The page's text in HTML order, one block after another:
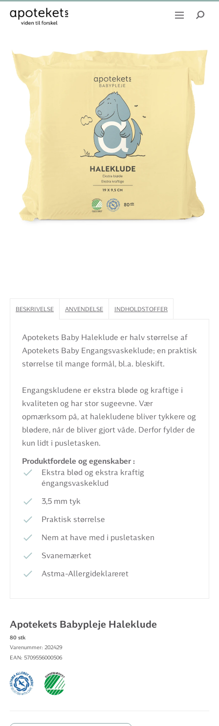
BESKRIVELSE ANVENDELSE INDHOLDSTOFFER
Apotekets Baby Haleklude er halv størrelse af
Apotekets Baby Engangsvaskeklude; en praktisk
størrelse til mange formål, bl.a. bleskift.
Engangskludene er ekstra bløde og kraftige i
kvaliteten og har stor sugeevne. Vær
opmærksom på, at halekludene bliver tykkere og
blødere, når de bliver gjort våde. Derfor fylder de
kun lidt i pusletasken.
Produktfordele og egenskaber :
Ekstra blød og ekstra kraftig
éngangsvaskeklud
3,5 mm tyk
Praktisk størrelse
Nem at have med i pusletasken
Svanemærket
Astma-Allergideklareret
Apotekets Babypleje Haleklude
80 stk
Varenummer: 202429
EAN: 5709556000506